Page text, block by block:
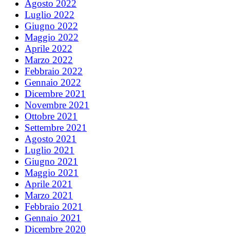
Agosto 2022
Luglio 2022
Giugno 2022
Maggio 2022
Aprile 2022
Marzo 2022
Febbraio 2022
Gennaio 2022
Dicembre 2021
Novembre 2021
Ottobre 2021
Settembre 2021
Agosto 2021
Luglio 2021
Giugno 2021
Maggio 2021
Aprile 2021
Marzo 2021
Febbraio 2021
Gennaio 2021
Dicembre 2020